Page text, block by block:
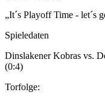
„It´s Playoff Time - let´s
Spieledaten
Dinslakener Kobras
(0:4)
Torfolge: